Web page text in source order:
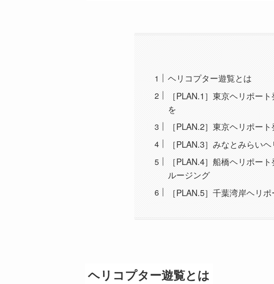
ヘリコプター遊覧とは
［PLAN.1］東京ヘリポー
を
［PLAN.2］東京ヘリポー
［PLAN.3］みなとみらい
［PLAN.4］船橋ヘリポー
ルージング
［PLAN.5］千葉湾岸ヘリ
ヘリコプター遊覧とは